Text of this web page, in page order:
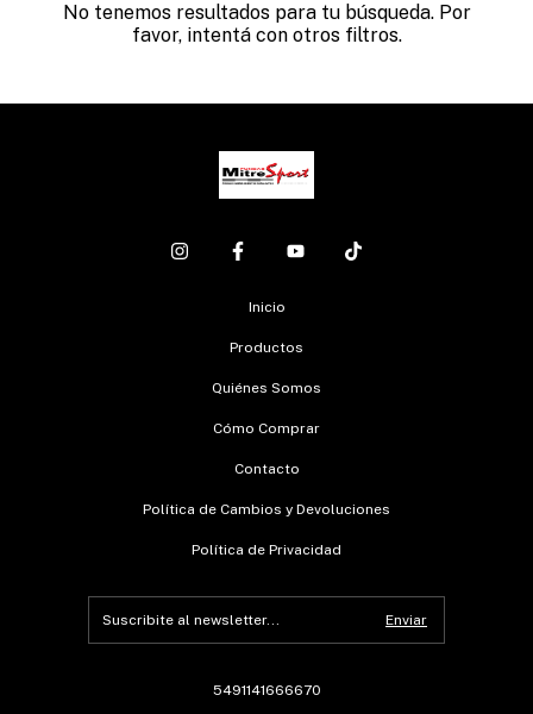
No tenemos resultados para tu búsqueda. Por
favor, intentá con otros filtros.
Inicio
Productos
Quiénes Somos
Cómo Comprar
Contacto
Política de Cambios y Devoluciones
Política de Privacidad
5491141666670